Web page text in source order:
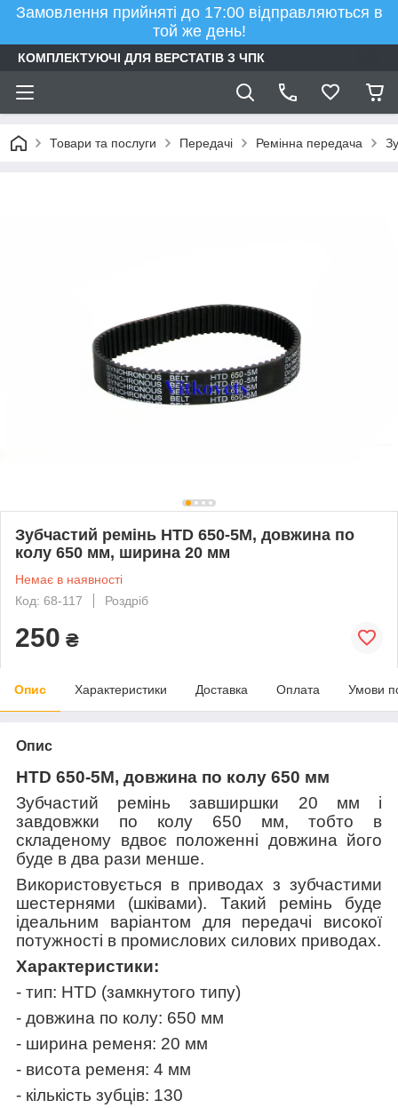
Замовлення прийняті до 17:00 відправляються в
той же день!
КОМПЛЕКТУЮЧІ ДЛЯ ВЕРСТАТІВ З ЧПК
Товари та послуги Передачі Ремінна передача
Зубчастий ремінь HTD 650-5M, довжина по
колу 650 мм, ширина 20 мм
Немає в наявності
Код: 68-117
Роздріб
250 ₴
Опис Характеристики Доставка Оплата Умови
Опис
HTD 650-5M, довжина по колу 650 мм
Зубчастий ремінь завширшки 20 мм і
завдовжки по колу 650 мм, тобто в
складеному вдвоє положенні довжина його
буде в два рази менше.
Використовується в приводах з зубчастими
шестернями (шківами). Такий ремінь буде
ідеальним варіантом для передачі високої
потужності в промислових силових приводах.
Характеристики:
- тип: HTD (замкнутого типу)
- довжина по колу: 650 мм
- ширина ременя: 20 мм
- висота ременя: 4 мм
- кількість зубців: 130